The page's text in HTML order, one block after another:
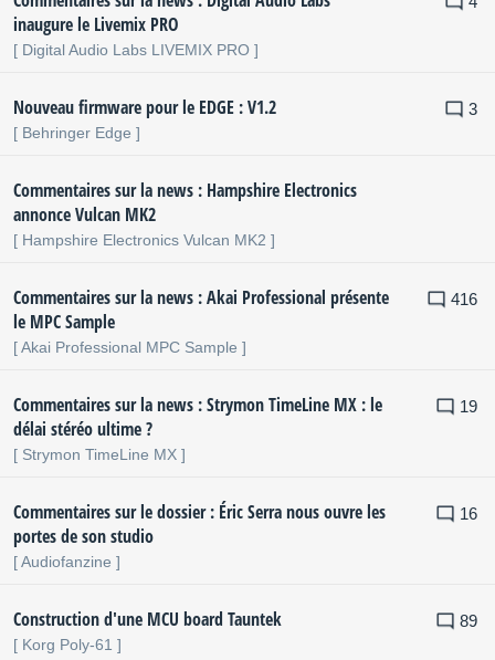
inaugure le Livemix PRO
[ Digital Audio Labs LIVEMIX PRO ]
Nouveau firmware pour le EDGE : V1.2
[ Behringer Edge ]
3
Commentaires sur la news : Hampshire Electronics
annonce Vulcan MK2
[ Hampshire Electronics Vulcan MK2 ]
Commentaires sur la news : Akai Professional présente
le MPC Sample
[ Akai Professional MPC Sample ]
416
Commentaires sur la news : Strymon TimeLine MX : le
délai stéréo ultime ?
[ Strymon TimeLine MX ]
19
Commentaires sur le dossier : Éric Serra nous ouvre les
portes de son studio
[ Audiofanzine ]
16
Construction d'une MCU board Tauntek
[ Korg Poly-61 ]
89